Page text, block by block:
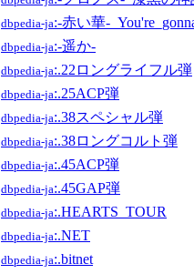
dbpedia-ja:-赤い華-
dbpedia-ja:-遥か-
dbpedia-ja:.22ロングライフル弾
dbpedia-ja:.25ACP弾
dbpedia-ja:.38スペシャル弾
dbpedia-ja:.38ロングコルト弾
dbpedia-ja:.45ACP弾
dbpedia-ja:.45GAP弾
dbpedia-ja:.HEARTS_TOUR
dbpedia-ja:.NET
dbpedia-ja:.bitnet